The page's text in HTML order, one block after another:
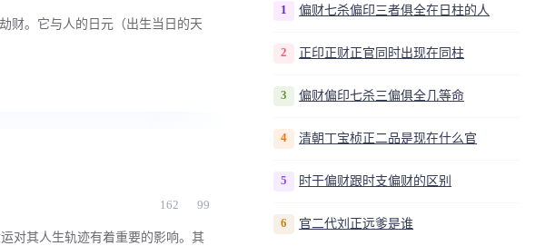
财。它与人的日元（出生当日的天
162 99
对其人生轨迹有着重要的影响。其
1 偏财七杀偏印三者俱全在日柱的人
2 正印正财正官同时出现在同柱
3 偏财偏印七杀三偏俱全几等命
4 清朝丁宝桢正二品是现在什么官
5 时干偏财跟时支偏财的区别
6 官二代刘正远爹是谁